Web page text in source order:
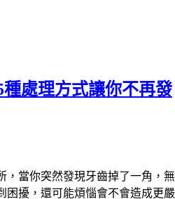
處理方式讓你不再發
，當你突然發現牙齒掉了一角，無
困擾，還可能煩惱會不會造成更嚴